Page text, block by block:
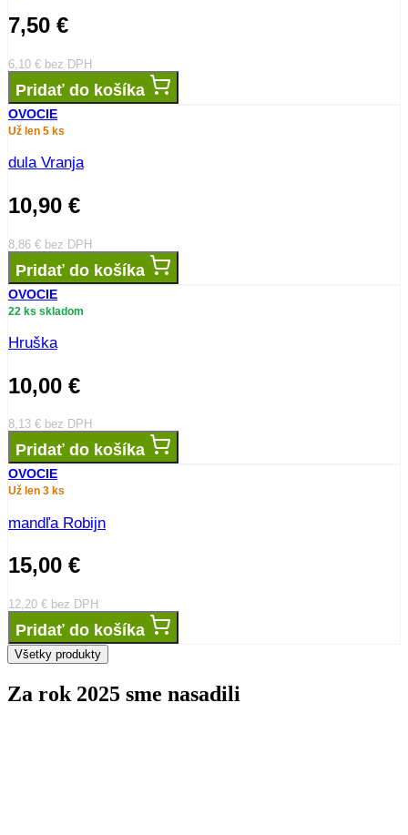
7,50 €
6,10 € bez DPH
Pridať do košíka
OVOCIE
Už len 5 ks
dula Vranja
10,90 €
8,86 € bez DPH
Pridať do košíka
OVOCIE
22 ks skladom
Hruška
10,00 €
8,13 € bez DPH
Pridať do košíka
OVOCIE
Už len 3 ks
mandľa Robijn
15,00 €
12,20 € bez DPH
Pridať do košíka
Všetky produkty
Za rok 2025 sme nasadili